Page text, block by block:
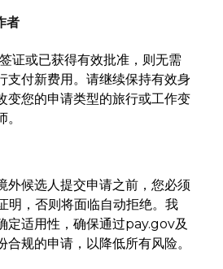
者
证或已获得有效批准，则无需
支付新费用。请继续保持有效身
变您的申请类型的旅行或工作变
外候选人提交申请之前，您必须
明，否则将面临自动拒绝。我
定适用性，确保通过pay.gov及
合规的申请，以降低所有风险。